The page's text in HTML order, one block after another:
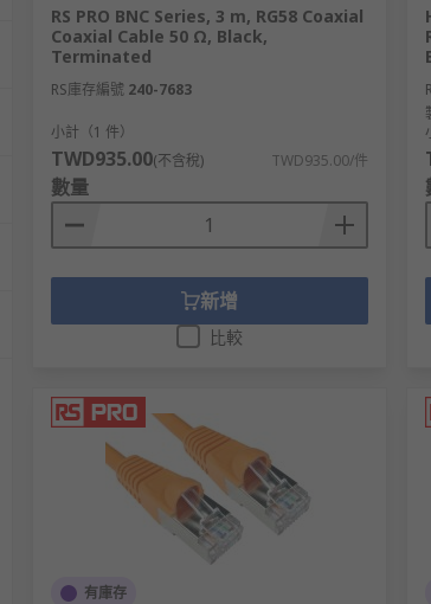
高速、大量數據傳輸。
頭通常為 GG45 或 TERA 連接器，兼容傳統的
（最多 30 公尺）的高速連接。
主要應用於伺服器、交換機和路由器之間的高速
分差異
運行頻率為100 MHz。
行頻率為100 MHz。
，但若電纜長度超過50米，速度會降至1 Gbps
無長度限制，運行頻率為500 MHz。
RS PRO BNC Series, 3 m, RG58 Coaxial
Coaxial Cable 50 Ω, Black,
Terminated
RS庫存編號 240-7683
小計（1 件）
TWD935.00(不含稅) TWD935.00/件
數量
新增
比較
有庫存